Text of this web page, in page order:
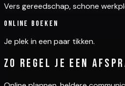
Vers gereedschap, schone
Online boeken
Je plek in een paar tikken.
Zo regel je een